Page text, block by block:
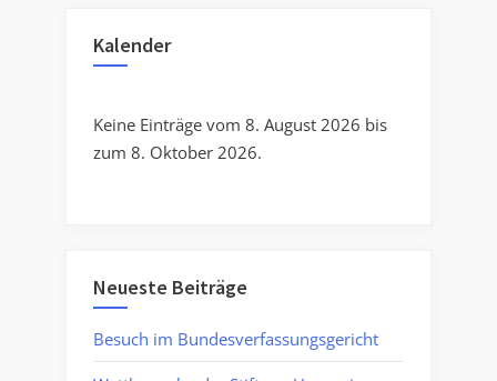
Kalender
Keine Einträge vom 8. August 2026 bis
zum 8. Oktober 2026.
Neueste Beiträge
Besuch im Bundesverfassungsgericht